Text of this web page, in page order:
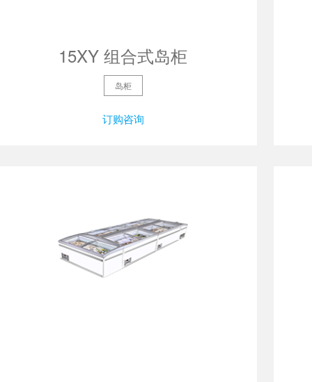
15XY 组合式岛柜
岛柜
订购咨询